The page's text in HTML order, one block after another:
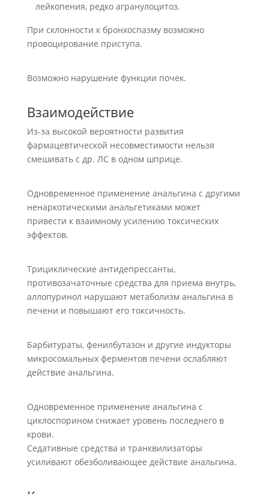
лейкопения, редко агранулоцитоз.
При склонности к бронхоспазму возможно
провоцирование приступа.
Возможно нарушение функции почек.
Взаимодействие
Из-за высокой вероятности развития
фармацевтической несовместимости нельзя
смешивать с др. ЛС в одном шприце.
Одновременное применение анальгина с другими
ненаркотическими анальгетиками может
привести к взаимному усилению токсических
эффектов.
Трициклические антидепрессанты,
противозачаточные средства для приема внутрь,
аллопуринол нарушают метаболизм анальгина в
печени и повышают его токсичность.
Барбитураты, фенилбутазон и другие индукторы
микросомальных ферментов печени ослабляют
действие анальгина.
Одновременное применение анальгина с
циклоспорином снижает уровень последнего в
крови.
Седативные средства и транквилизаторы
усиливают обезболивающее действие анальгина.